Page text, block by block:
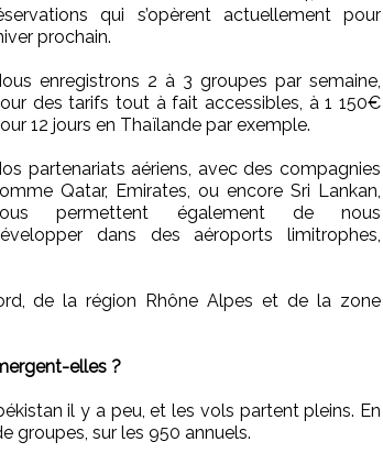
qui s’opèrent actuellement pour
prochain.
enregistrons 2 à 3 groupes par semaine,
des tarifs tout à fait accessibles, à 1 150€
12 jours en Thaïlande par exemple.
partenariats aériens, avec des compagnies
Qatar, Emirates, ou encore Sri Lankan,
permettent également de nous
dans des aéroports limitrophes,
de la région Rhône Alpes et de la zone
elles ?
il y a peu, et les vols partent pleins. En
groupes, sur les 950 annuels.